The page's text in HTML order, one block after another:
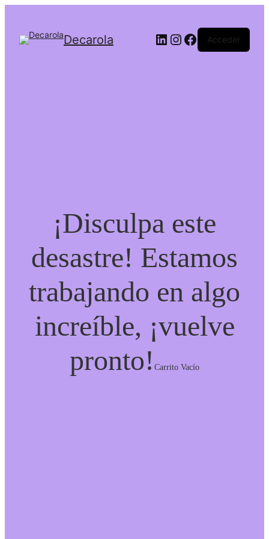
Decarola Acceder
¡Disculpa este
desastre! Estamos
trabajando en algo
increíble, ¡vuelve
pronto!